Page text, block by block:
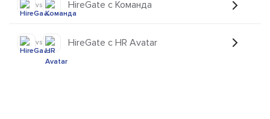
vs HireGate с Команда
vs HireGate с HR Avatar